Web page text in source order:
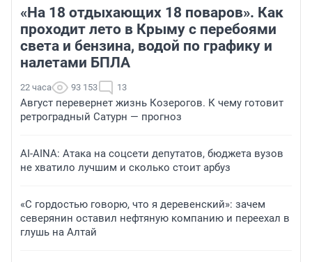
«На 18 отдыхающих 18 поваров». Как
проходит лето в Крыму с перебоями
света и бензина, водой по графику и
налетами БПЛА
22 часа 93 153 13
Август перевернет жизнь Козерогов. К чему готовит
ретроградный Сатурн — прогноз
AI-AINA: Атака на соцсети депутатов, бюджета вузов
не хватило лучшим и сколько стоит арбуз
«С гордостью говорю, что я деревенский»: зачем
северянин оставил нефтяную компанию и переехал в
глушь на Алтай